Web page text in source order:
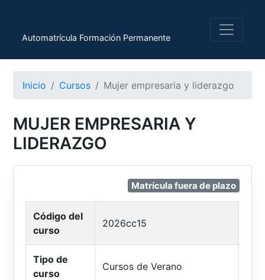
Automatrícula Formación Permanente
Inicio Cursos Mujer empresaria y liderazgo
MUJER EMPRESARIA Y
LIDERAZGO
Matrícula fuera de plazo
Código del
curso
2026cc15
Tipo de
curso
Cursos de Verano